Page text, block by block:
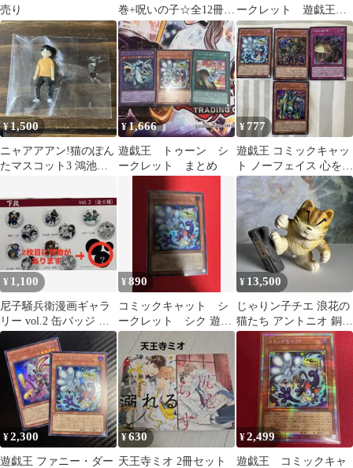
売り
巻+呪いの子☆全12冊セ
ット☆静山社☆
ークレット 遊戯王
レボリューションブー
スター シク
¥1,500
ニャアアアン!猫のぽん
たマスコット3 鴻池剛
フィギュア
¥1,666
遊戯王 トゥーン シ
ークレット まとめ
¥777
遊戯王 コミックキャッ
ト ノーフェイス 心を見
通す眼 エビル・ボック
ス4枚セット
¥ 1,100
尼子騒兵衛漫画ギャラ
リー vol.2 缶バッジ シ
ークレット①
¥890
コミックキャット シ
ークレット シク 遊戯
王
¥ 13,500
じゃりン子チエ 浪花の
猫たち アントニオ 銅像
シークレット フィギュ
¥2,300
遊戯王 ファニー・ダー
¥630
天王寺ミオ 2冊セット
¥2,499
遊戯王 コミックキャ